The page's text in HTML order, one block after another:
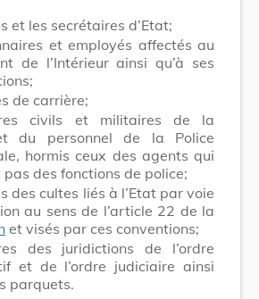
et les secrétaires d’Etat;
et employés affectés au
de l’Intérieur ainsi qu’à ses
de carrière;
civils et militaires de la
du personnel de la Police
hormis ceux des agents qui
pas des fonctions de police;
des cultes liés à l’Etat par voie
au sens de l’article 22 de la
et visés par ces conventions;
des juridictions de l’ordre
et de l’ordre judiciaire ainsi
parquets.